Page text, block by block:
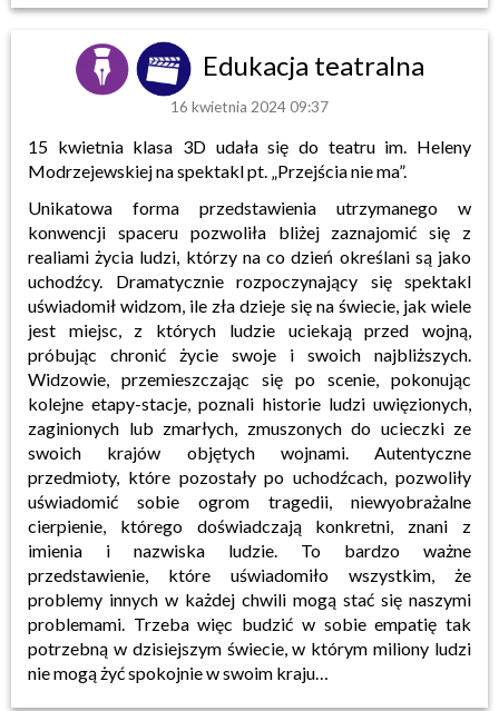
Edukacja teatralna
16 kwietnia 2024 09:37
15 kwietnia klasa 3D udała się do teatru im. Heleny
Modrzejewskiej na spektakl pt. „Przejścia nie ma”.
Unikatowa forma przedstawienia utrzymanego w
konwencji spaceru pozwoliła bliżej zaznajomić się z
realiami życia ludzi, którzy na co dzień określani są jako
uchodźcy. Dramatycznie rozpoczynający się spektakl
uświadomił widzom, ile zła dzieje się na świecie, jak wiele
jest miejsc, z których ludzie uciekają przed wojną,
próbując chronić życie swoje i swoich najbliższych.
Widzowie, przemieszczając się po scenie, pokonując
kolejne etapy-stacje, poznali historie ludzi uwięzionych,
zaginionych lub zmarłych, zmuszonych do ucieczki ze
swoich krajów objętych wojnami. Autentyczne
przedmioty, które pozostały po uchodźcach, pozwoliły
uświadomić sobie ogrom tragedii, niewyobrażalne
cierpienie, którego doświadczają konkretni, znani z
imienia i nazwiska ludzie. To bardzo ważne
przedstawienie, które uświadomiło wszystkim, że
problemy innych w każdej chwili mogą stać się naszymi
problemami. Trzeba więc budzić w sobie empatię tak
potrzebną w dzisiejszym świecie, w którym miliony ludzi
nie mogą żyć spokojnie w swoim kraju…